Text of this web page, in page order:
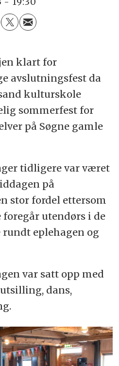
klart for
avslutningsfest da
kulturskole
sommerfest for
på Søgne gamle
tidligere var været
på
stor fordel ettersom
utendørs i de
eplehagen og
var satt opp med
dans,